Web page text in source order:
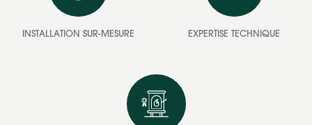
INSTALLATION SUR-MESURE EXPERTISE TECHNIQUE